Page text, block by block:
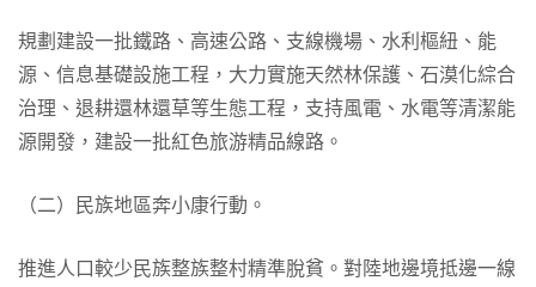
規劃建設一批鐵路、高速公路、支線機場、水利樞紐、能
源、信息基礎設施工程，大力實施天然林保護、石漠化綜合
治理、退耕還林還草等生態工程，支持風電、水電等清潔能
源開發，建設一批紅色旅游精品線路。
（二）民族地區奔小康行動。
推進人口較少民族整族整村精準脫貧。對陸地邊境抵邊一線